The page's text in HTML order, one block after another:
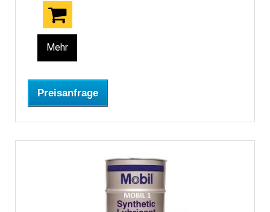
Mehr
Preisanfrage